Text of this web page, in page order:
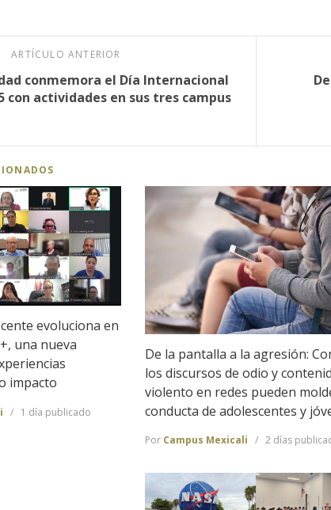
ARTÍCULO ANTERIOR
conmemora el Día Internacional
con actividades en sus tres campus
evoluciona en
una nueva
impacto
1 día publicado
De la pantalla a la agresión:
los discursos de odio y
violento en redes pueden
conducta de adolescentes y
Por Campus Mexicali 2 días